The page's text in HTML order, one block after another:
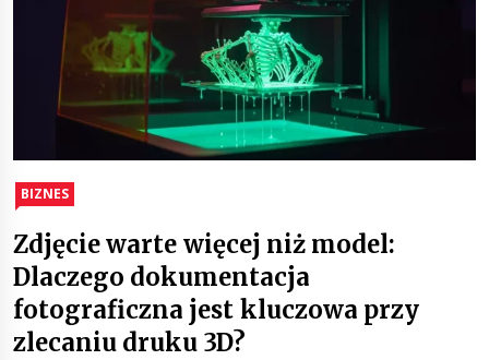
BIZNES
Zdjęcie warte więcej niż model:
Dlaczego dokumentacja
fotograficzna jest kluczowa przy
zlecaniu druku 3D?